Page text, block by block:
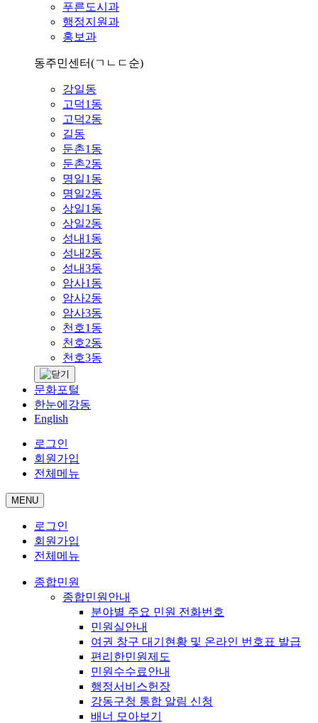
푸른도시과
행정지원과
홍보과
동주민센터(ㄱㄴㄷ순)
강일동
고덕1동
고덕2동
길동
둔촌1동
둔촌2동
명일1동
명일2동
상일1동
상일2동
성내1동
성내2동
성내3동
암사1동
암사2동
암사3동
천호1동
천호2동
천호3동
문화포털
한눈에강동
English
로그인
회원가입
전체메뉴
MENU
로그인
회원가입
전체메뉴
종합민원
종합민원안내
분야별 주요 민원 전화번호
민원실안내
여권 창구 대기현황 및 온라인 번호표 발급
편리한민원제도
민원수수료안내
행정서비스헌장
강동구청 통합 알림 신청
배너 모아보기